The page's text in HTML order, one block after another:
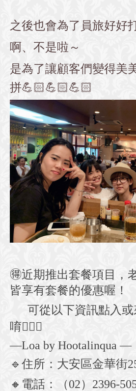
之後也會為了員旅好好
啊、不是啦～
是為了讓顧客們變得美
拼💪🏻💪🏻💪🏻
🉐近期推出套餐項目，
皆享有套餐的優惠喔！
可從以下資訊點入
唷💁🏻‍♀️
—Loa by Hootalinqua —
🔹 住所：大安區金華街
🔸 電話：（02） 2396-